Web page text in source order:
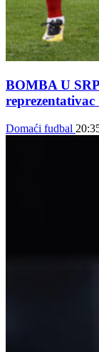
BOMBA U
Domaći fudbal